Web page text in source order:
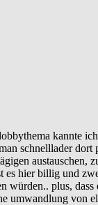
kannte
schnelllader
hier billig und
würden.. plus,
umwandlung von